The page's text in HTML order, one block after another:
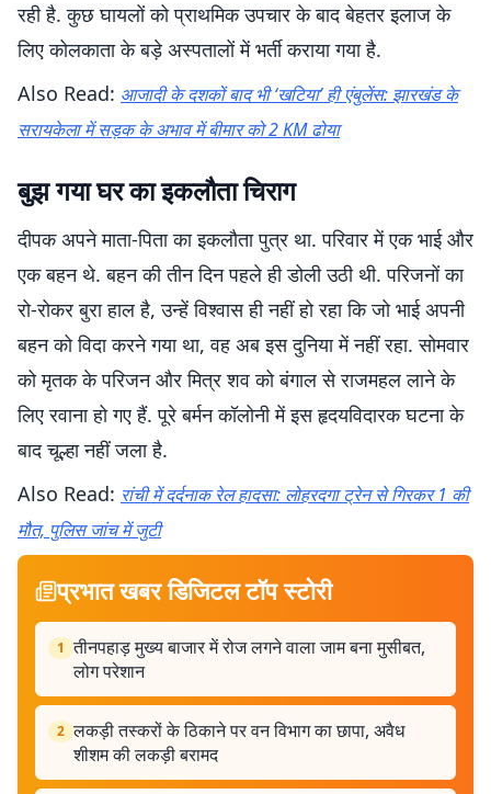
रही है. कुछ घायलों को प्राथमिक उपचार के बाद बेहतर इलाज के
लिए कोलकाता के बड़े अस्पतालों में भर्ती कराया गया है.
Also Read: आजादी के दशकों बाद भी ‘खटिया’ ही एंबुलेंस: झारखंड के
सरायकेला में सड़क के अभाव में बीमार को 2 KM ढोया
बुझ गया घर का इकलौता चिराग
दीपक अपने माता-पिता का इकलौता पुत्र था. परिवार में एक भाई और
एक बहन थे. बहन की तीन दिन पहले ही डोली उठी थी. परिजनों का
रो-रोकर बुरा हाल है, उन्हें विश्वास ही नहीं हो रहा कि जो भाई अपनी
बहन को विदा करने गया था, वह अब इस दुनिया में नहीं रहा. सोमवार
को मृतक के परिजन और मित्र शव को बंगाल से राजमहल लाने के
लिए रवाना हो गए हैं. पूरे बर्मन कॉलोनी में इस हृदयविदारक घटना के
बाद चूल्हा नहीं जला है.
Also Read: रांची में दर्दनाक रेल हादसा: लोहरदगा ट्रेन से गिरकर 1 की
मौत, पुलिस जांच में जुटी
प्रभात खबर डिजिटल टॉप स्टोरी
1 तीनपहाड़ मुख्य बाजार में रोज लगने वाला जाम बना मुसीबत,
लोग परेशान
2 लकड़ी तस्करों के ठिकाने पर वन विभाग का छापा, अवैध
शीशम की लकड़ी बरामद